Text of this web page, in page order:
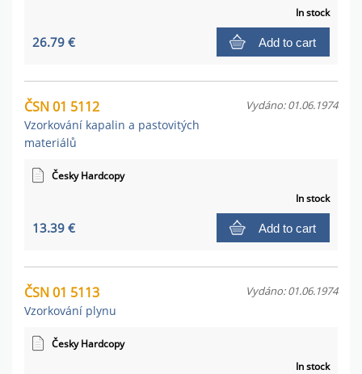
In stock
26.79 € Add to cart
ČSN 01 5112
Vzorkování kapalin a pastovitých
materiálů
Vydáno: 01.06.1974
Česky Hardcopy
In stock
13.39 € Add to cart
ČSN 01 5113
Vzorkování plynu
Vydáno: 01.06.1974
Česky Hardcopy
In stock